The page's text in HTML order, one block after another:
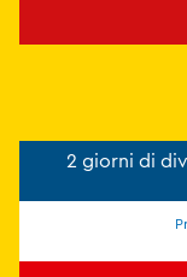
2 giorni di